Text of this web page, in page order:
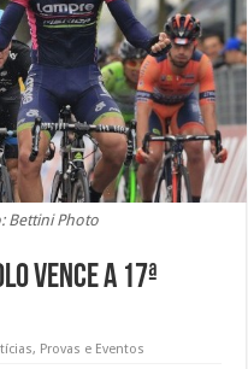
Bettini Photo
vence a 17ª
, Provas e Eventos